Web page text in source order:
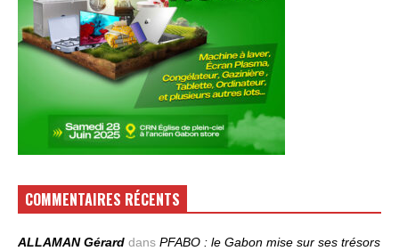
COMMENTAIRES RÉCENTS
ALLAMAN Gérard dans PFABO : le Gabon mise sur ses trésors